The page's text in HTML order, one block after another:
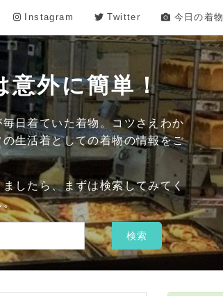
Instagram Twitter 今日の着物
意外に簡単！
日着ていた着物。コツさえわか
生活着としての着物の情報をご
したら、まずは検索してみてく
。